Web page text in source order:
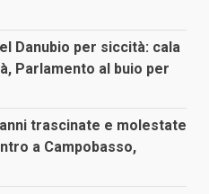
Danubio per siccità: cala
Parlamento al buio per
trascinate e molestate
a Campobasso,